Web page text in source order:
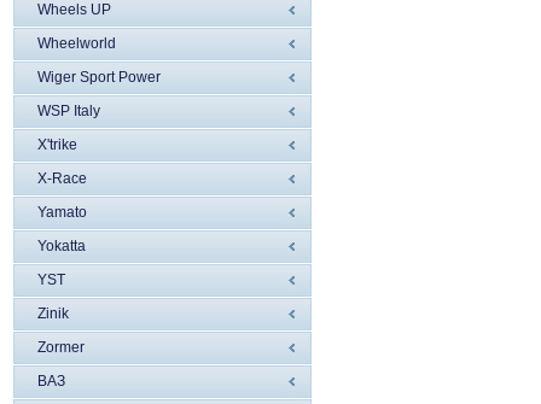
Wheels UP
Wheelworld
Wiger Sport Power
WSP Italy
X'trike
X-Race
Yamato
Yokatta
YST
Zinik
Zormer
ВАЗ